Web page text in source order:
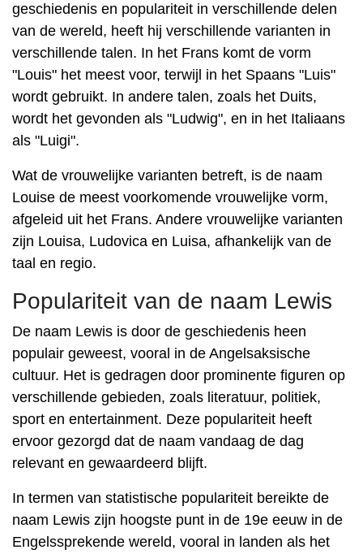
geschiedenis en populariteit in verschillende delen
van de wereld, heeft hij verschillende varianten in
verschillende talen. In het Frans komt de vorm
"Louis" het meest voor, terwijl in het Spaans "Luis"
wordt gebruikt. In andere talen, zoals het Duits,
wordt het gevonden als "Ludwig", en in het Italiaans
als "Luigi".
Wat de vrouwelijke varianten betreft, is de naam
Louise de meest voorkomende vrouwelijke vorm,
afgeleid uit het Frans. Andere vrouwelijke varianten
zijn Louisa, Ludovica en Luisa, afhankelijk van de
taal en regio.
Populariteit van de naam Lewis
De naam Lewis is door de geschiedenis heen
populair geweest, vooral in de Angelsaksische
cultuur. Het is gedragen door prominente figuren op
verschillende gebieden, zoals literatuur, politiek,
sport en entertainment. Deze populariteit heeft
ervoor gezorgd dat de naam vandaag de dag
relevant en gewaardeerd blijft.
In termen van statistische populariteit bereikte de
naam Lewis zijn hoogste punt in de 19e eeuw in de
Engelssprekende wereld, vooral in landen als het